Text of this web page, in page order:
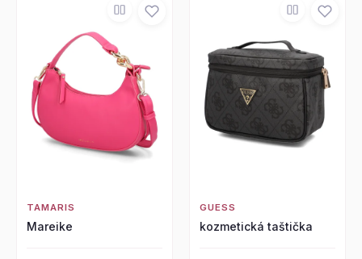
TAMARIS
Mareike
GUESS
kozmetická taštička